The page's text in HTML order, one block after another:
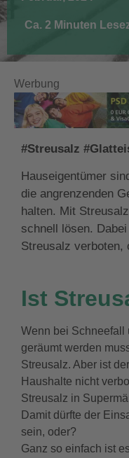
Ca. 2 Minuten
Werbung
#Streusalz
Hauseigentümer
die angrenzenden
halten. Mit
schnell lösen.
Streusalz verboten,
Ist
Wenn bei Schneefall
geräumt werden
Streusalz. Aber ist
Haushalte nicht
Streusalz in
Damit dürfte der
sein, oder?
Ganz so einfach ist